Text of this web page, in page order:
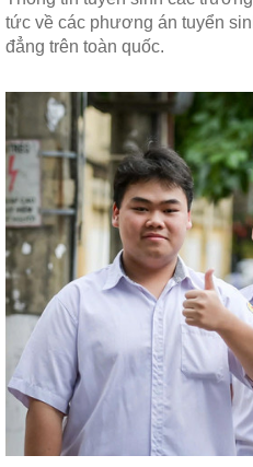
tức về các phương án tuyển
đẳng trên toàn quốc.